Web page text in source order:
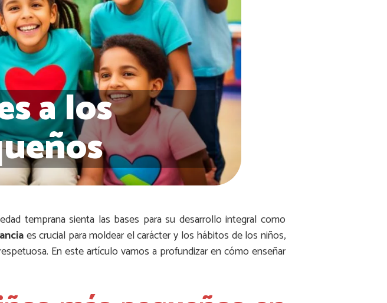
a los
temprana sienta las bases para su desarrollo integral como
es crucial para moldear el carácter y los hábitos de los niños,
En este artículo vamos a profundizar en cómo enseñar